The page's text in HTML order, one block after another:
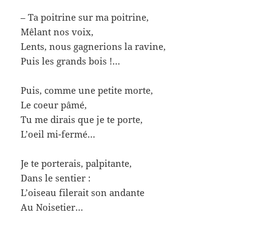
– Ta poitrine sur ma poitrine,
Mêlant nos voix,
Lents, nous gagnerions la ravine,
Puis les grands bois !…
Puis, comme une petite morte,
Le coeur pâmé,
Tu me dirais que je te porte,
L’oeil mi-fermé…
Je te porterais, palpitante,
Dans le sentier :
L’oiseau filerait son andante
Au Noisetier…